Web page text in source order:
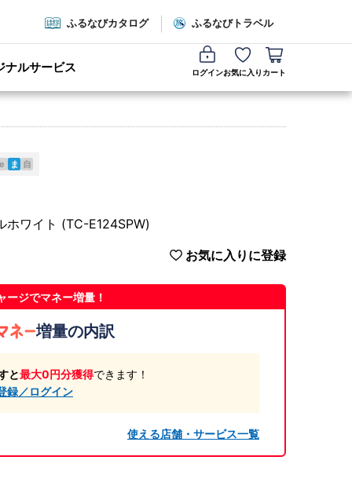
ふるなびカタログ ふるなびトラベル
ナルサービス ログインお気に入り カート
ま 自
ホワイト (TC-E124SPW)
お気に入りに登録
ージでマネー増量！
増量の内訳
と最大0円分獲得できます！
録／ログイン
使える店舗・サービス一覧